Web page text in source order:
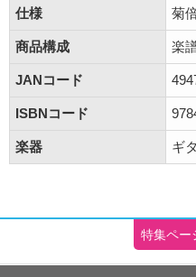
仕様 菊
商品構成 楽
JANコード
ISBNコード
楽器 ギ
特集ペー